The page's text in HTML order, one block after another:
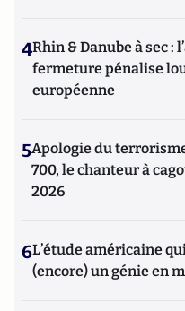
4Rhin & Danube à sec :
fermeture pénalise
européenne
5Apologie du
700, le chanteur à
2026
6L’étude américaine
(encore) un génie en